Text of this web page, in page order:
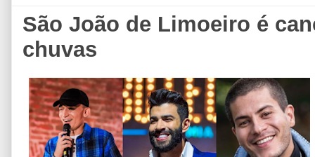
São João de Limoeiro é
chuvas